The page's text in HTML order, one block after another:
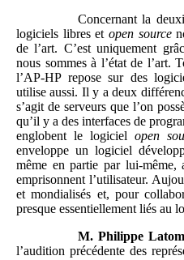
Concernant la
logiciels libres et open source
de l’art. C’est uniquement
nous sommes à l’état de l’art.
l’AP-HP repose sur des
utilise aussi. Il y a deux
s’agit de serveurs que l’on
qu’il y a des interfaces de
englobent le logiciel open
enveloppe un logiciel
même en partie par lui-même,
emprisonnent l’utilisateur.
et mondialisés et, pour
presque essentiellement liés au
M. Philippe
l’audition précédente des